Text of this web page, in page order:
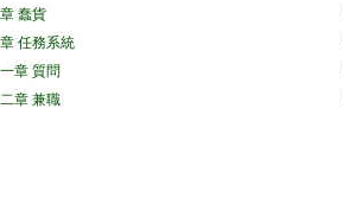
蠢貨
任務系統
章 質問
章 兼職